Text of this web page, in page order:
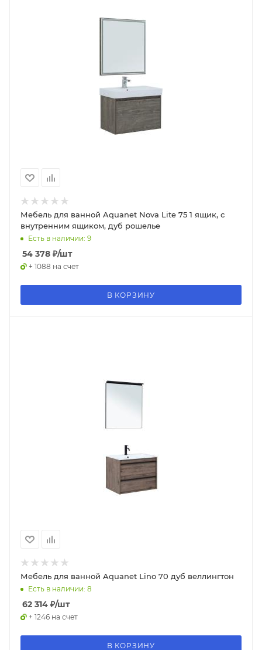
Мебель для ванной Aquanet Nova Lite 75 1 ящик, с
внутренним ящиком, дуб рошелье
Есть в наличии: 9
54 378 ₽/шт
+ 1088 на счет
В КОРЗИНУ
Мебель для ванной Aquanet Lino 70 дуб веллингтон
Есть в наличии: 8
62 314 ₽/шт
+ 1246 на счет
В КОРЗИНУ